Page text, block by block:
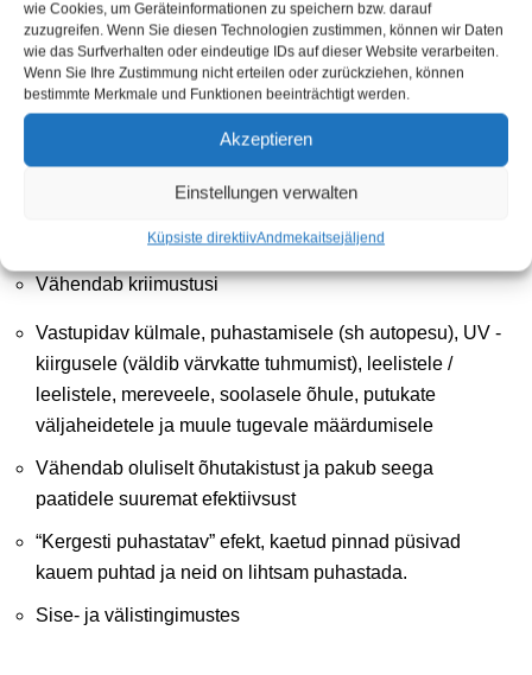
wie Cookies, um Geräteinformationen zu speichern bzw. darauf
zuzugreifen. Wenn Sie diesen Technologien zustimmen, können wir Daten
wie das Surfverhalten oder eindeutige IDs auf dieser Website verarbeiten.
Wenn Sie Ihre Zustimmung nicht erteilen oder zurückziehen, können
bestimmte Merkmale und Funktionen beeinträchtigt werden.
Akzeptieren
Einstellungen verwalten
Küpsiste direktiivAndmekaitsejäljend
Sära ja värvi värskendav efekt
Puhastab, poleerib ja tihendab ühe sammuga (eemaldab
tõrva, vaigu ja putukate jäägid)
Väldib tõrva ja putukajäätmete pinnale kleepumist
muutumatuks
Vähendab kriimustusi
Vastupidav külmale, puhastamisele (sh autopesu), UV -
kiirgusele (väldib värvkatte tuhmumist), leelistele /
leelistele, mereveele, soolasele õhule, putukate
väljaheidetele ja muule tugevale määrdumisele
Vähendab oluliselt õhutakistust ja pakub seega
paatidele suuremat efektiivsust
“Kergesti puhastatav” efekt, kaetud pinnad püsivad
kauem puhtad ja neid on lihtsam puhastada.
Sise- ja välistingimustes